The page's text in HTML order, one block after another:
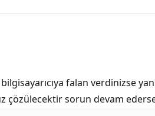
bilgisayarıcıya falan verdinizse
sorun devam